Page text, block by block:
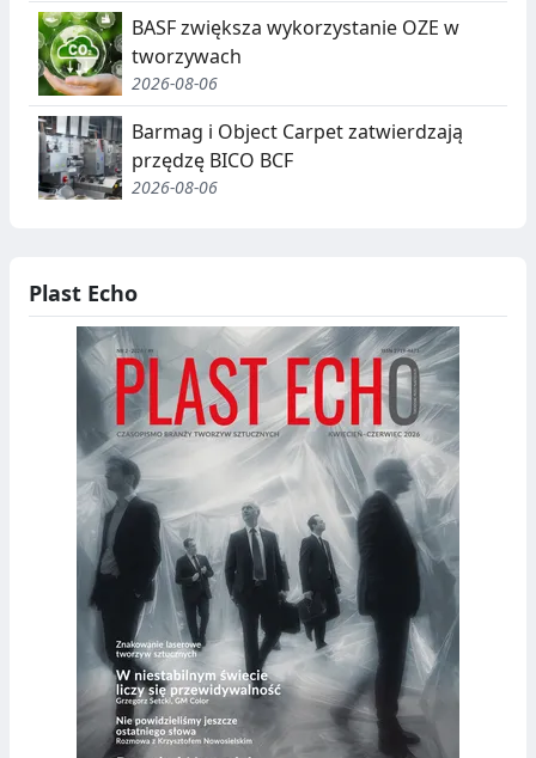
BASF zwiększa wykorzystanie OZE w
tworzywach
2026-08-06
Barmag i Object Carpet zatwierdzają
przędzę BICO BCF
2026-08-06
Plast Echo